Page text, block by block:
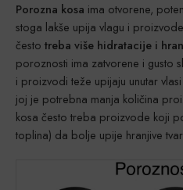
Porozna kosa ima otvorene,
stoga lakše upija vlagu i
često treba više hidratacije i
poroznosti ima zatvorene i gusto
i proizvodi teže upijaju unutar
joj je potrebna manja količina
kosa često treba proizvode koji
toplina) da bolje upije hranjive